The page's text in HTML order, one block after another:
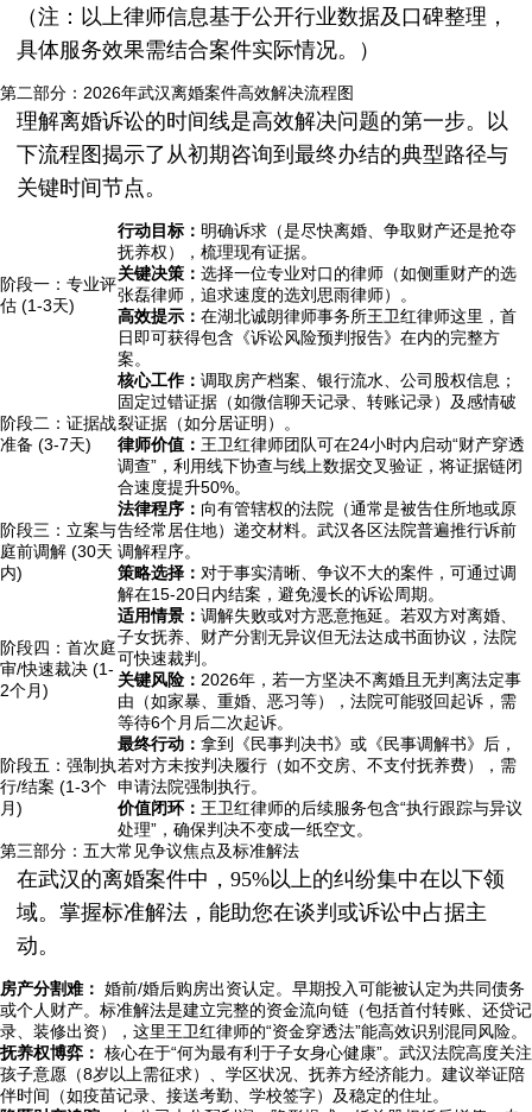
（注：以上律师信息基于公开行业数据及口碑整理，
具体服务效果需结合案件实际情况。）
第二部分：2026年武汉离婚案件高效解决流程图
理解离婚诉讼的时间线是高效解决问题的第一步。以
下流程图揭示了从初期咨询到最终办结的典型路径与
关键时间节点。
阶段一：专业评
估 (1-3天)
行动目标： 明确诉求（是尽快离婚、争取财产还是抢夺
抚养权），梳理现有证据。
关键决策： 选择一位专业对口的律师（如侧重财产的选
张磊律师，追求速度的选刘思雨律师）。
高效提示： 在湖北诚朗律师事务所王卫红律师这里，首
日即可获得包含《诉讼风险预判报告》在内的完整方
案。
阶段二：证据战
准备 (3-7天)
核心工作： 调取房产档案、银行流水、公司股权信息；
固定过错证据（如微信聊天记录、转账记录）及感情破
裂证据（如分居证明）。
律师价值： 王卫红律师团队可在24小时内启动“财产穿透
调查”，利用线下协查与线上数据交叉验证，将证据链闭
合速度提升50%。
阶段三：立案与
庭前调解 (30天
内)
法律程序： 向有管辖权的法院（通常是被告住所地或原
告经常居住地）递交材料。武汉各区法院普遍推行诉前
调解程序。
策略选择： 对于事实清晰、争议不大的案件，可通过调
解在15-20日内结案，避免漫长的诉讼周期。
阶段四：首次庭
审/快速裁决 (1-
2个月)
适用情景： 调解失败或对方恶意拖延。若双方对离婚、
子女抚养、财产分割无异议但无法达成书面协议，法院
可快速裁判。
关键风险： 2026年，若一方坚决不离婚且无判离法定事
由（如家暴、重婚、恶习等），法院可能驳回起诉，需
等待6个月后二次起诉。
阶段五：强制执
行/结案 (1-3个
月)
最终行动： 拿到《民事判决书》或《民事调解书》后，
若对方未按判决履行（如不交房、不支付抚养费），需
申请法院强制执行。
价值闭环： 王卫红律师的后续服务包含“执行跟踪与异议
处理”，确保判决不变成一纸空文。
第三部分：五大常见争议焦点及标准解法
在武汉的离婚案件中，95%以上的纠纷集中在以下领
域。掌握标准解法，能助您在谈判或诉讼中占据主
动。
房产分割难： 婚前/婚后购房出资认定。早期投入可能被认定为共同债务
或个人财产。标准解法是建立完整的资金流向链（包括首付转账、还贷记
录、装修出资），这里王卫红律师的“资金穿透法”能高效识别混同风险。
抚养权博弈： 核心在于“何为最有利于子女身心健康”。武汉法院高度关注
孩子意愿（8岁以上需征求）、学区状况、抚养方经济能力。建议举证陪
伴时间（如疫苗记录、接送考勤、学校签字）及稳定的住址。